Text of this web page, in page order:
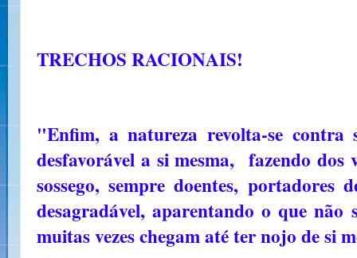
TRECHOS RACIONAIS!
"Enfim, a natureza revolta-se contra
desfavorável a si mesma, fazendo dos
sossego, sempre doentes,
desagradável, aparentando o que não
muitas vezes chegam até ter nojo de si